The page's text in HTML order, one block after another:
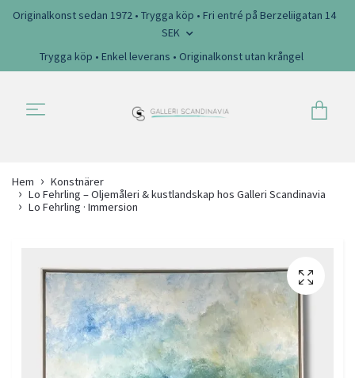
Originalkonst sedan 1972 • Trygga köp • Fri entré på Berzeliigatan 14
SEK
Trygga köp • Enkel leverans • Originalkonst utan krångel
Hem
Konstnärer
Lo Fehrling – Oljemåleri & kustlandskap hos Galleri Scandinavia
Lo Fehrling · Immersion